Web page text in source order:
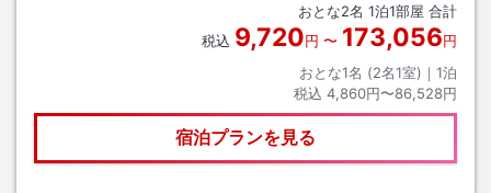
おとな2名 1泊1部屋 合計
税込 9,720円 〜 173,056円
おとな1名 (2名1室)｜ 1泊
税込 4,860円〜86,528円
宿泊プランを見る